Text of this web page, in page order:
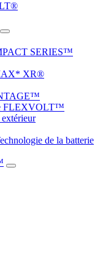
SERIES™
XR®
FLEXVOLT™
de la batterie